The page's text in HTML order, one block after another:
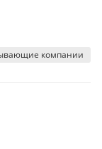
компании
цен на
ли Казахстану